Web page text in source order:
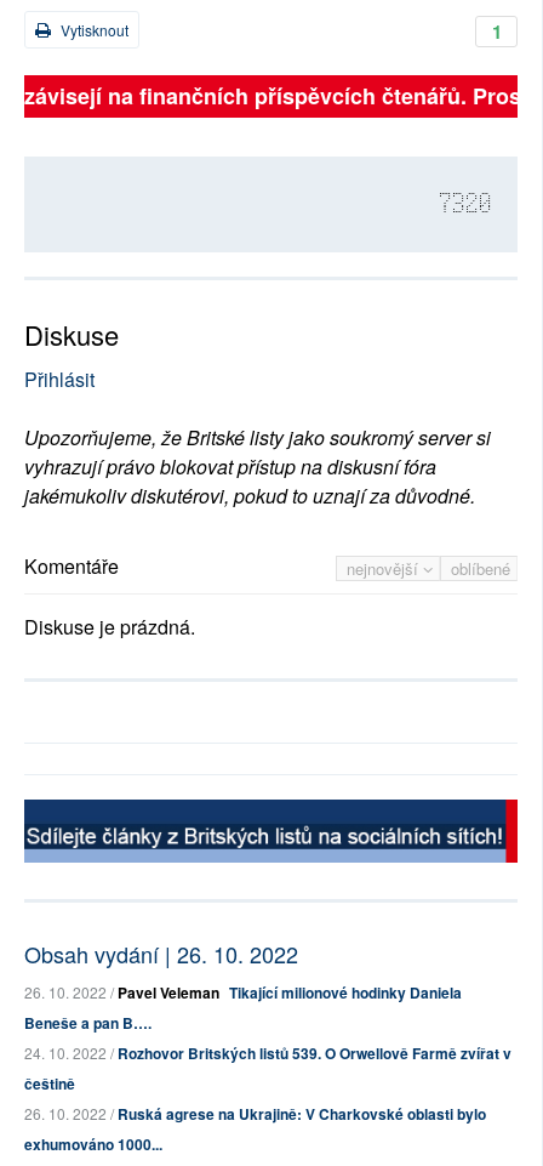
1
Vytisknout
na finančních příspěvcích čtenářů.
7320
Diskuse
Přihlásit
Upozorňujeme, že Britské listy jako soukromý server si
vyhrazují právo blokovat přístup na diskusní fóra
jakémukoliv diskutérovi, pokud to uznají za důvodné.
nejnovější oblíbené
Komentáře
Diskuse je prázdná.
Obsah vydání | 26. 10. 2022
26. 10. 2022 /Pavel Veleman Tikající milionové hodinky Daniela
Beneše a pan B….
24. 10. 2022 /Rozhovor Britských listů 539. O Orwellově Farmě zvířat v
češtině
26. 10. 2022 /Ruská agrese na Ukrajině: V Charkovské oblasti bylo
exhumováno 1000...